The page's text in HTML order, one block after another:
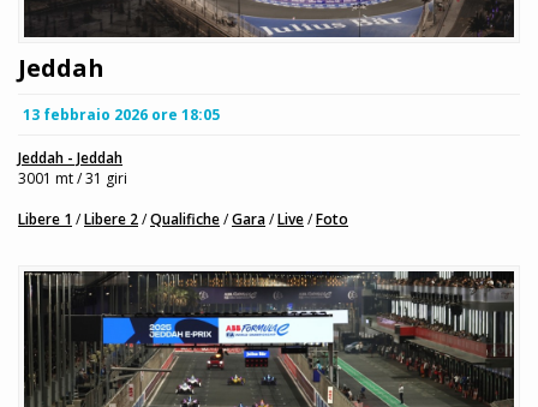
Jeddah
13 febbraio 2026 ore 18:05
Jeddah - Jeddah
3001 mt / 31 giri
Libere 1 /Libere 2/Qualifiche/Gara/Live/Foto